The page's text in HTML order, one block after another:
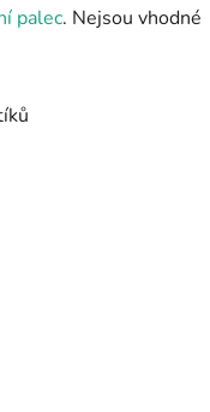
palec. Nejsou vhodné